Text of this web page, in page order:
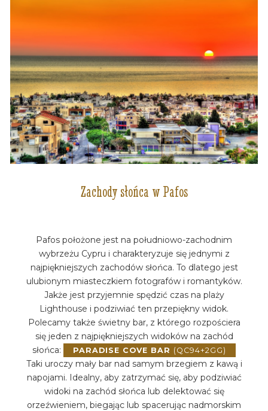
Zachody słońca w Pafos
Pafos położone jest na południowo-zachodnim
wybrzeżu Cypru i charakteryzuje się jednymi z
najpiękniejszych zachodów słońca. To dlatego jest
ulubionym miasteczkiem fotografów i romantyków.
Jakże jest przyjemnie spędzić czas na plaży
Lighthouse i podziwiać ten przepiękny widok.
Polecamy także świetny bar, z którego rozpościera
się jeden z najpiękniejszych widoków na zachód
słońca:
PARADISE COVE BAR (QC94+2GG)
Taki uroczy mały bar nad samym brzegiem z kawą i
napojami. Idealny, aby zatrzymać się, aby podziwiać
widoki na zachód słońca lub delektować się
orzeźwieniem, biegając lub spacerując nadmorskim